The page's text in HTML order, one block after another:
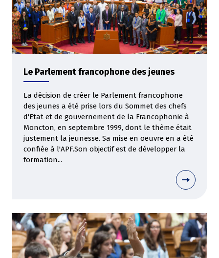
Le Parlement francophone des jeunes
La décision de créer le Parlement francophone
des jeunes a été prise lors du Sommet des chefs
d'Etat et de gouvernement de la Francophonie à
Moncton, en septembre 1999, dont le thème était
justement la jeunesse. Sa mise en oeuvre en a été
confiée à l'APF.Son objectif est de développer la
formation...